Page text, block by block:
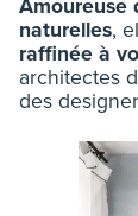
naturelles,
raffinée à
architectes
des